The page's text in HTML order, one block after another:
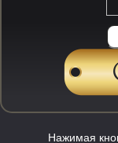
Нажимая